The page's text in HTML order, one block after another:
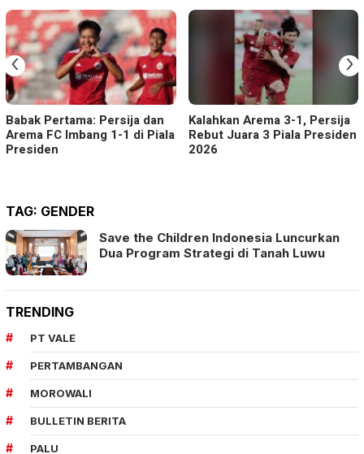
Babak Pertama: Persija dan
Arema FC Imbang 1-1 di Piala
Presiden
Kalahkan Arema 3-1, Persija
Rebut Juara 3 Piala Presiden
2026
‹ ›
TAG: GENDER
Save the Children Indonesia Luncurkan
Dua Program Strategi di Tanah Luwu
TRENDING
PT VALE
PERTAMBANGAN
MOROWALI
BULLETIN BERITA
PALU